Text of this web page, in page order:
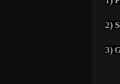
2)
3)